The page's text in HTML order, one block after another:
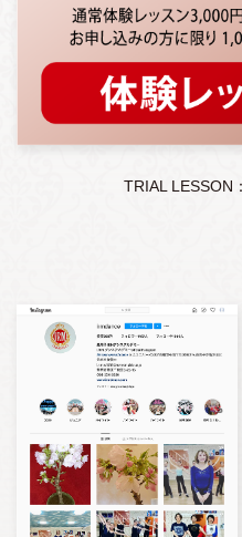
TRIAL LESSON